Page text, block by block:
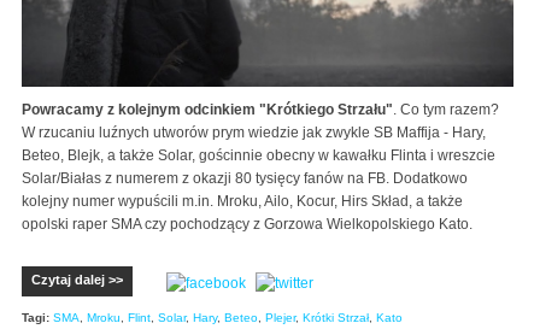
Powracamy z kolejnym odcinkiem "Krótkiego Strzału" . Co tym razem?
W rzucaniu luźnych utworów prym wiedzie jak zwykle SB Maffija - Hary,
Beteo, Blejk, a także Solar, gościnnie obecny w kawałku Flinta i wreszcie
Solar/Białas z numerem z okazji 80 tysięcy fanów na FB. Dodatkowo
kolejny numer wypuścili m.in. Mroku, Ailo, Kocur, Hirs Skład, a także
opolski raper SMA czy pochodzący z Gorzowa Wielkopolskiego Kato.
Czytaj dalej >>
Tagi: SMA Mroku Flint Solar, Hary, Beteo Plejer, Krótki Strzał, Kato